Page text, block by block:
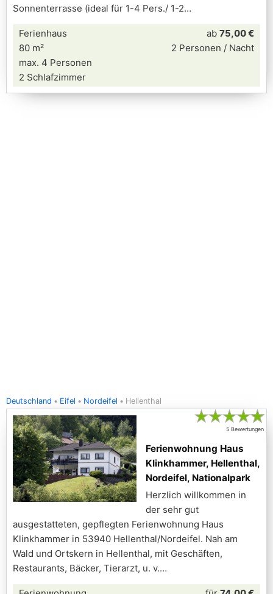
Sonnenterrasse (ideal für 1-4 Pers./ 1-2
Ferienhaus
80 m²
max. 4 Personen
2 Schlafzimmer
ab 75,00 €
2 Personen / Nacht
Deutschland Eifel Nordeifel Hellenthal
★★★★★
5 Bewertungen
Ferienwohnung Haus
Klinkhammer, Hellenthal,
Nordeifel, Nationalpark
Herzlich willkommen in
der sehr gut
ausgestatteten, gepflegten Ferienwohnung Haus
Klinkhammer in 53940 Hellenthal/Nordeifel. Nah am
Wald und Ortskern in Hellenthal, mit Geschäften,
Restaurants, Bäcker, Tierarzt, u. v.